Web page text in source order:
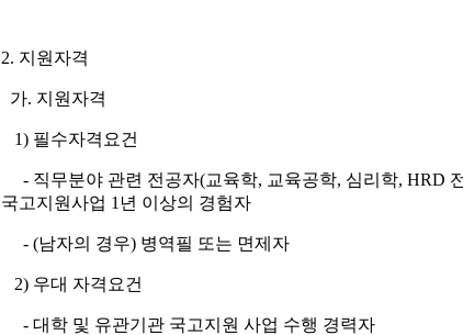
2. 지원자격
가. 지원자격
1) 필수자격요건
- 직무분야 관련 전공자(교육학, 교육공학, 심리학, HRD
국고지원사업 1 년 이상의 경험자
- (남자의 경우) 병역필 또는 면제자
2) 우대 자격요건
- 대학 및 유관기관 국고지원 사업 수행 경력자